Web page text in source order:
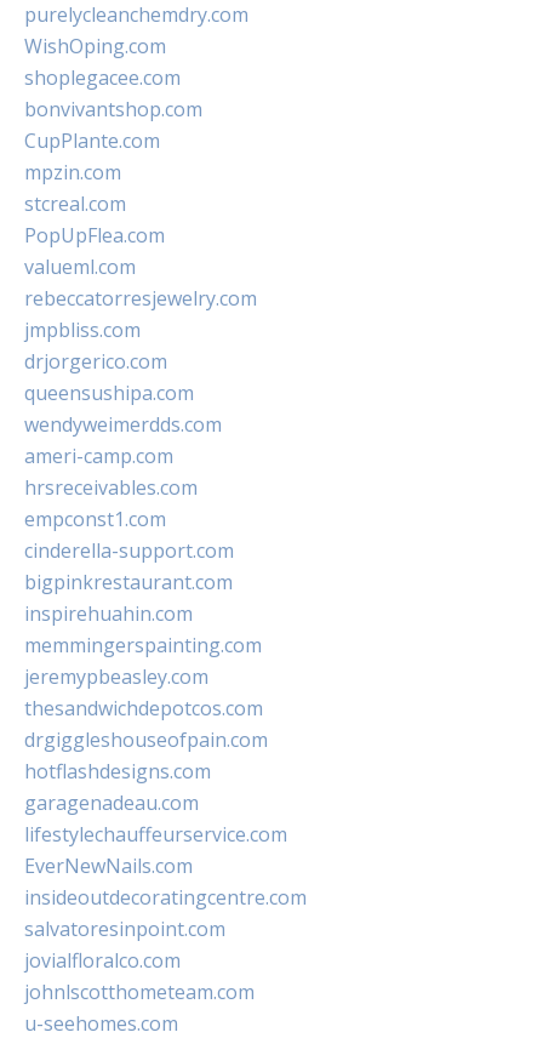
purelycleanchemdry.com
WishOping.com
shoplegacee.com
bonvivantshop.com
CupPlante.com
mpzin.com
stcreal.com
PopUpFlea.com
valueml.com
rebeccatorresjewelry.com
jmpbliss.com
drjorgerico.com
queensushipa.com
wendyweimerdds.com
ameri-camp.com
hrsreceivables.com
empconst1.com
cinderella-support.com
bigpinkrestaurant.com
inspirehuahin.com
memmingerspainting.com
jeremypbeasley.com
thesandwichdepotcos.com
drgiggleshouseofpain.com
hotflashdesigns.com
garagenadeau.com
lifestylechauffeurservice.com
EverNewNails.com
insideoutdecoratingcentre.com
salvatoresinpoint.com
jovialfloralco.com
johnlscotthometeam.com
u-seehomes.com